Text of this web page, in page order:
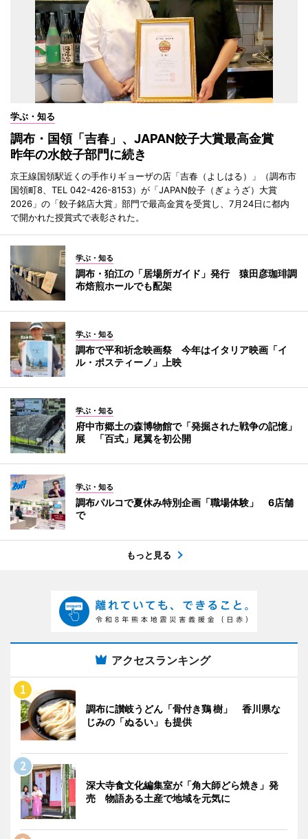
学ぶ・知る
調布・国領「吉春」、JAPAN餃子大賞最高金賞
昨年の水餃子部門に続き
京王線国領駅近くの手作りギョーザの店「吉春（よしはる）」（調布市
国領町8、TEL 042-426-8153）が「JAPAN餃子（ぎょうざ）大賞
2026」の「餃子銘店大賞」部門で最高金賞を受賞し、7月24日に都内
で開かれた授賞式で表彰された。
学ぶ・知る
調布・狛江の「居場所ガイド」発行 猿田彦珈琲調
布焙煎ホールでも配架
学ぶ・知る
調布で平和祈念映画祭 今年はイタリア映画「イ
ル・ポスティーノ」上映
学ぶ・知る
府中市郷土の森博物館で「発掘された戦争の記憶」
展 「百式」尾翼を初公開
学ぶ・知る
調布パルコで夏休み特別企画「職場体験」 6店舗
で
もっと見る
アクセスランキング
調布に讃岐うどん「骨付き鶏 樹」 香川県な
じみの「ぬるい」も提供
深大寺食文化編集室が「角大師どら焼き」発
売 物語ある土産で地域を元気に